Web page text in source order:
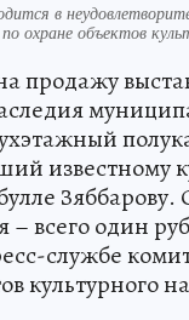
в
охране объектов
продажу
известному
Зяббарову.
– всего один
службе
культурного